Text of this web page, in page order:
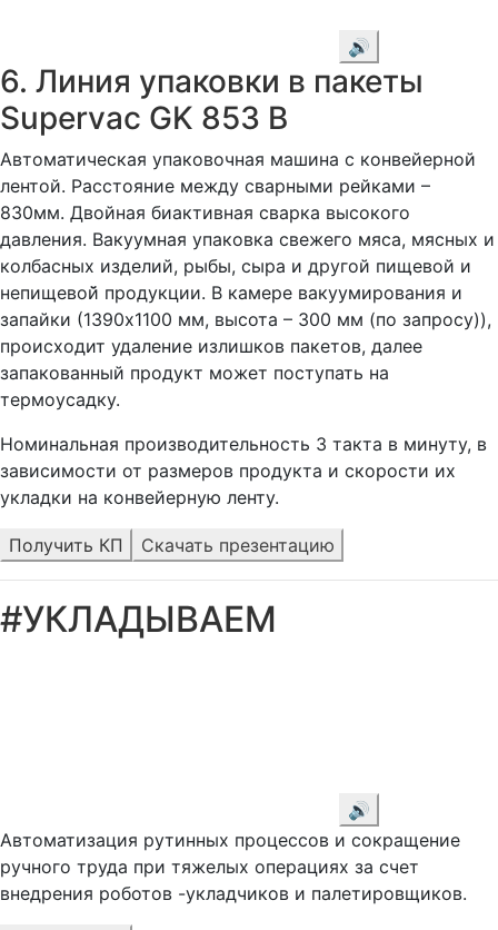
🔊
6. Линия упаковки в пакеты
Supervac GK 853 В
Автоматическая упаковочная машина с конвейерной
лентой. Расстояние между сварными рейками –
830мм. Двойная биактивная сварка высокого
давления. Вакуумная упаковка свежего мяса, мясных и
колбасных изделий, рыбы, сыра и другой пищевой и
непищевой̆ продукции. В камере вакуумирования и
запайки (1390х1100 мм, высота – 300 мм (по запросу)),
происходит удаление излишков пакетов, далее
запакованный продукт может поступать на
термоусадку.
Номинальная производительность 3 такта в минуту, в
зависимости от размеров продукта и скорости их
укладки на конвейерную ленту.
Получить КП Скачать презентацию
#УКЛАДЫВАЕМ
🔊
Автоматизация рутинных процессов и сокращение
ручного труда при тяжелых операциях за счет
внедрения роботов -укладчиков и палетировщиков.